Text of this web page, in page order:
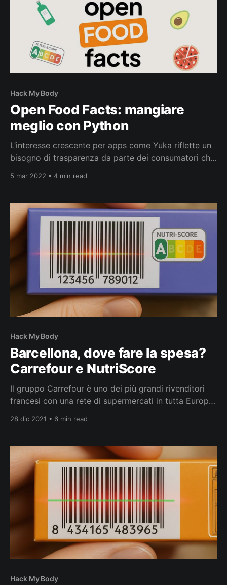
Hack My Body
Open Food Facts: mangiare
meglio con Python
L’interesse crescente per apps come Yuka riflette un
bisogno di trasparenza da parte dei consumatori che
la comprensione delle etichette alimentari come
sostenuto dal
5 mar 2022 • 4 min read
Hack My Body
Barcellona, dove fare la spesa?
Carrefour e NutriScore
Il gruppo Carrefour è uno dei più grandi rivenditori
francesi con una rete di supermercati in tutta Europa,
fare la spesa all’ipermercato di Glòries che mi risulta
scaffali non
28 dic 2021 • 6 min read
Hack My Body